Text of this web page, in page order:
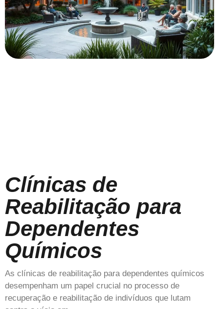
Clínicas de
Reabilitação para
Dependentes
Químicos
As clínicas de reabilitação para dependentes químicos
desempenham um papel crucial no processo de
recuperação e reabilitação de indivíduos que lutam